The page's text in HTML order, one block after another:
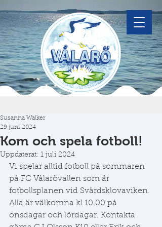
Kom och spela fotboll!
Susanna Walker
29 juni 2024
Uppdaterat: 1 juli 2024
Vi spelar alltid fotboll på sommaren
på FC Vålarövallen som är
fotbollsplanen vid Svärdsklovaviken.
Alla är välkomna kl 10.00 på
onsdagar och lördagar. Kontakta